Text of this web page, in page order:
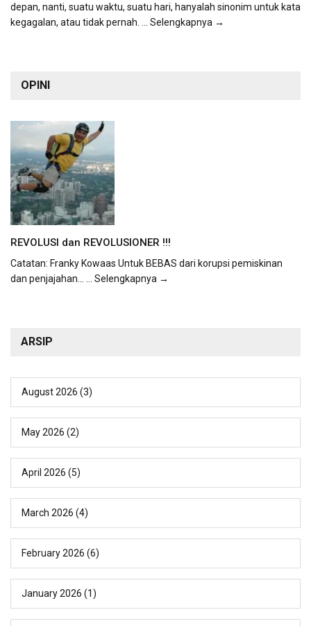
depan, nanti, suatu waktu, suatu hari, hanyalah sinonim untuk kata
kegagalan, atau tidak pernah. ... Selengkapnya →
OPINI
REVOLUSI dan REVOLUSIONER !!!
Catatan: Franky Kowaas Untuk BEBAS dari korupsi pemiskinan
dan penjajahan...
... Selengkapnya →
ARSIP
August 2026 (3)
May 2026 (2)
April 2026 (5)
March 2026 (4)
February 2026 (6)
January 2026 (1)